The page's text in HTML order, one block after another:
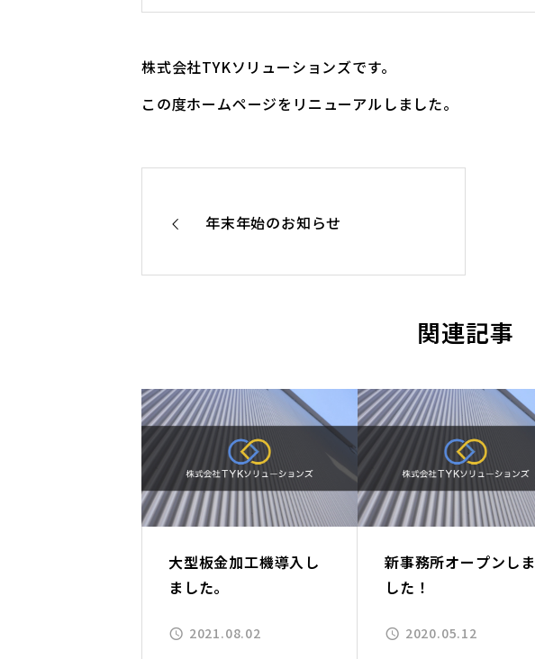
株式会社TYKソリューションズです。
この度ホームページをリニューアルしました。
年末年始のお知らせ
関連記事
大型板金加工機導入し
ました。
2021.08.02
新事務所オープンしま
した！
2020.05.12